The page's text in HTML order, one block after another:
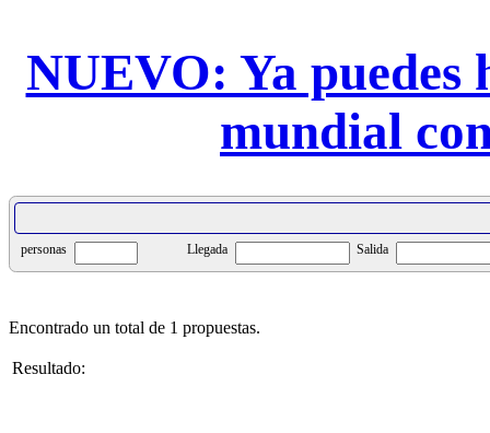
NUEVO: Ya puedes
mundial
personas Llegada Salida
Encontrado un total de 1 propuestas.
Resultado: